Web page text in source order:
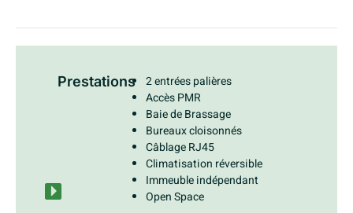
Prestations
2 entrées palières
Accès PMR
Baie de Brassage
Bureaux cloisonnés
Câblage RJ45
Climatisation réversible
Immeuble indépendant
Open Space